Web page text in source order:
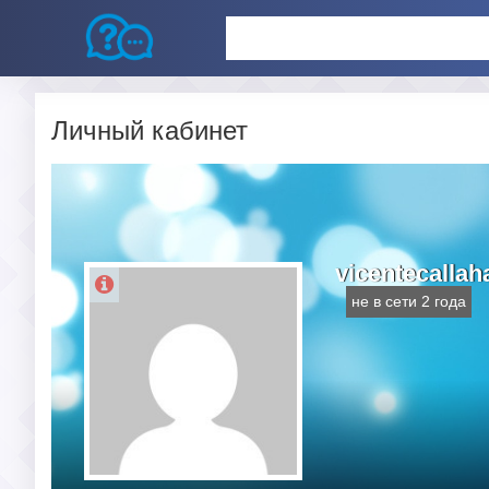
Личный кабинет
не в сети 2 года